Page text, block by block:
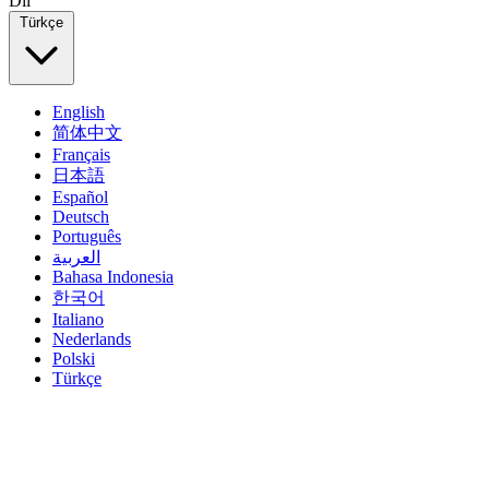
Türkçe
English
简体中文
Français
日本語
Español
Deutsch
Português
العربية
Bahasa Indonesia
한국어
Italiano
Nederlands
Polski
Türkçe